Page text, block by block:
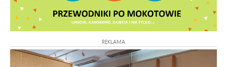
REKLAMA